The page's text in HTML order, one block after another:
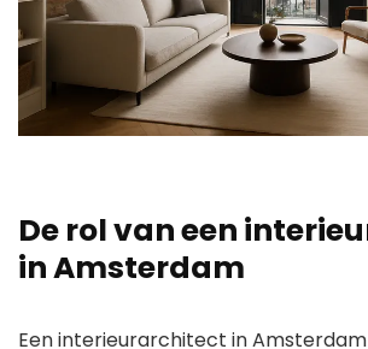
De rol van een
in Amsterdam
Een interieurarchitect in